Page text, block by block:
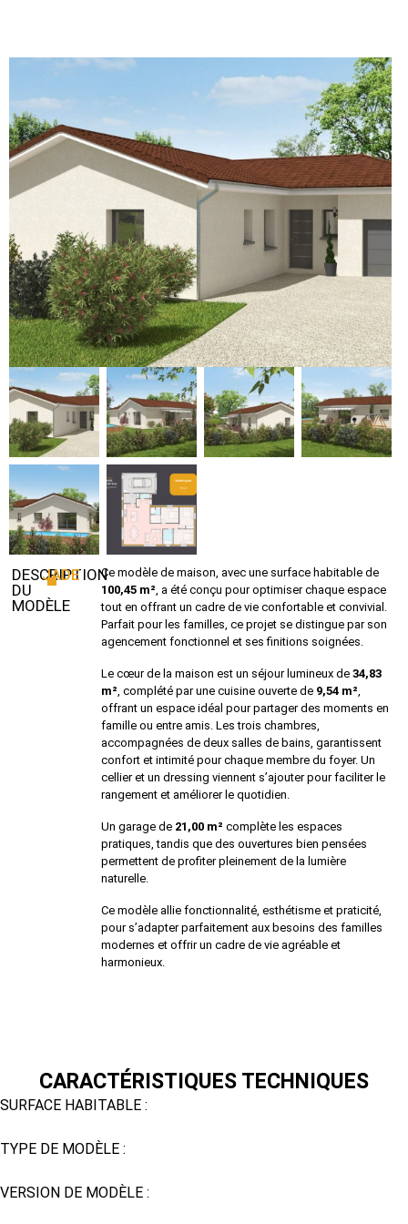
DESCRIPTION
DU
MODÈLE
JADE
Ce modèle de maison, avec une surface habitable de
100,45 m², a été conçu pour optimiser chaque espace
tout en offrant un cadre de vie confortable et convivial.
Parfait pour les familles, ce projet se distingue par son
agencement fonctionnel et ses finitions soignées.
Le cœur de la maison est un séjour lumineux de 34,83
m², complété par une cuisine ouverte de 9,54 m²,
offrant un espace idéal pour partager des moments en
famille ou entre amis. Les trois chambres,
accompagnées de deux salles de bains, garantissent
confort et intimité pour chaque membre du foyer. Un
cellier et un dressing viennent s’ajouter pour faciliter le
rangement et améliorer le quotidien.
Un garage de 21,00 m² complète les espaces
pratiques, tandis que des ouvertures bien pensées
permettent de profiter pleinement de la lumière
naturelle.
Ce modèle allie fonctionnalité, esthétisme et praticité,
pour s’adapter parfaitement aux besoins des familles
modernes et offrir un cadre de vie agréable et
harmonieux.
CARACTÉRISTIQUES TECHNIQUES
SURFACE HABITABLE :
TYPE DE MODÈLE :
VERSION DE MODÈLE :